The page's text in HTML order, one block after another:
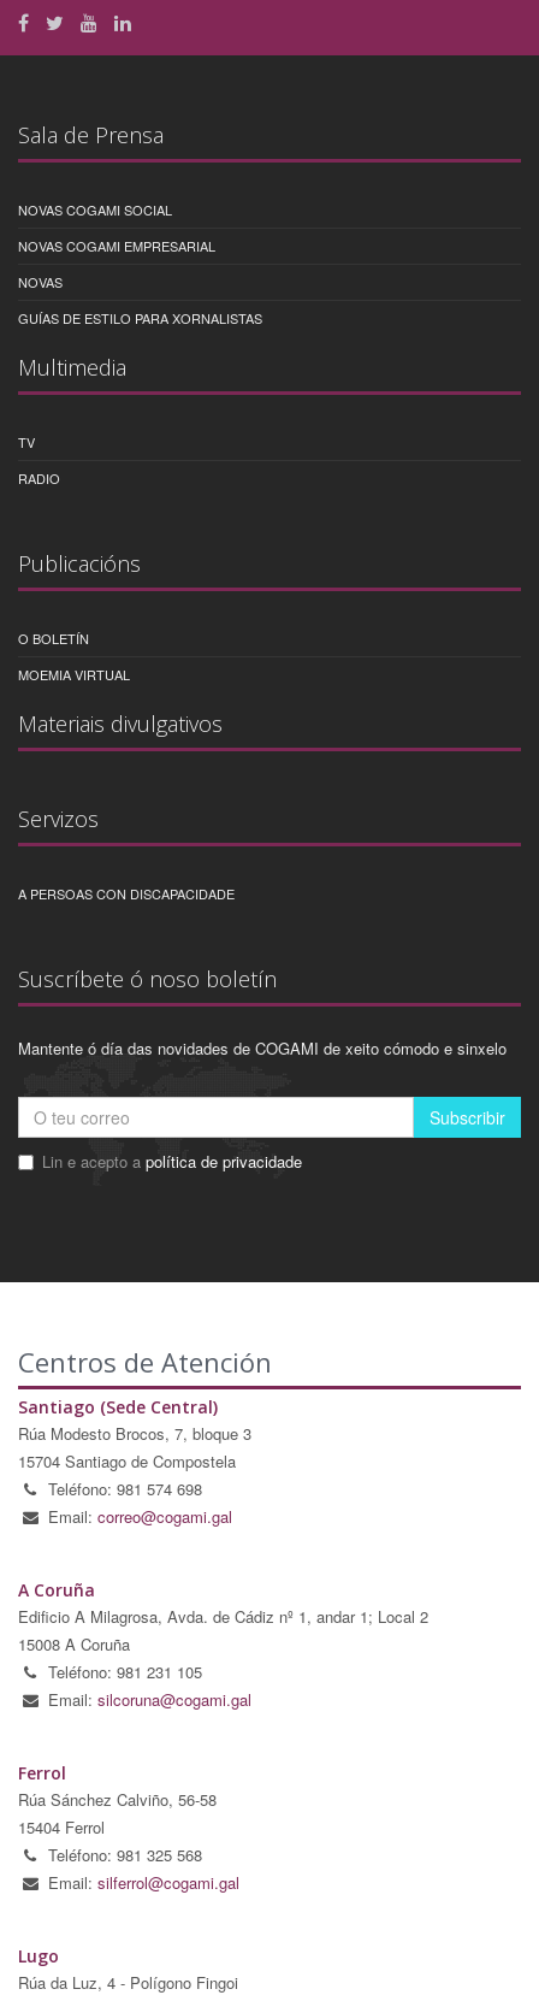
Sala de Prensa
NOVAS COGAMI SOCIAL
NOVAS COGAMI EMPRESARIAL
NOVAS
GUÍAS DE ESTILO PARA XORNALISTAS
Multimedia
TV
RADIO
Publicacións
O BOLETÍN
MOEMIA VIRTUAL
Materiais divulgativos
Servizos
A PERSOAS CON DISCAPACIDADE
Suscríbete ó noso boletín
Mantente ó día das novidades de COGAMI de xeito cómodo e sinxelo
Subscribir
Lin e acepto a política de privacidade
Centros de Atención
Santiago (Sede Central)
Rúa Modesto Brocos, 7, bloque 3
15704 Santiago de Compostela
Teléfono: 981 574 698
Email: correo@cogami.gal
A Coruña
Edificio A Milagrosa, Avda. de Cádiz nº 1, andar 1; Local 2
15008 A Coruña
Teléfono: 981 231 105
Email: silcoruna@cogami.gal
Ferrol
Rúa Sánchez Calviño, 56-58
15404 Ferrol
Teléfono: 981 325 568
Email: silferrol@cogami.gal
Lugo
Rúa da Luz, 4 - Polígono Fingoi